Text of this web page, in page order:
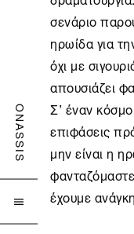
ONASSIS

σενάριο
ηρωίδα για
όχι με
απουσιάζει
Σ’ έναν
επιφάσεις
μην είναι η
έχουμε